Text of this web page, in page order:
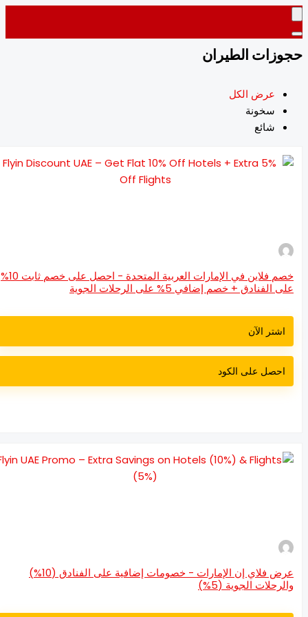
الطيران
عرض الكل
سخونة
شائع
خصم فلاين في الإمارات العربية المتحدة - احصل على خصم ثابت 10%
الفنادق + خصم إضافي 5% على الرحلات الجوية
اشتر الآن
احصل على الكود
عرض فلاي إن الإمارات - خصومات إضافية على الفنادق (10%)
الجوية (5%)